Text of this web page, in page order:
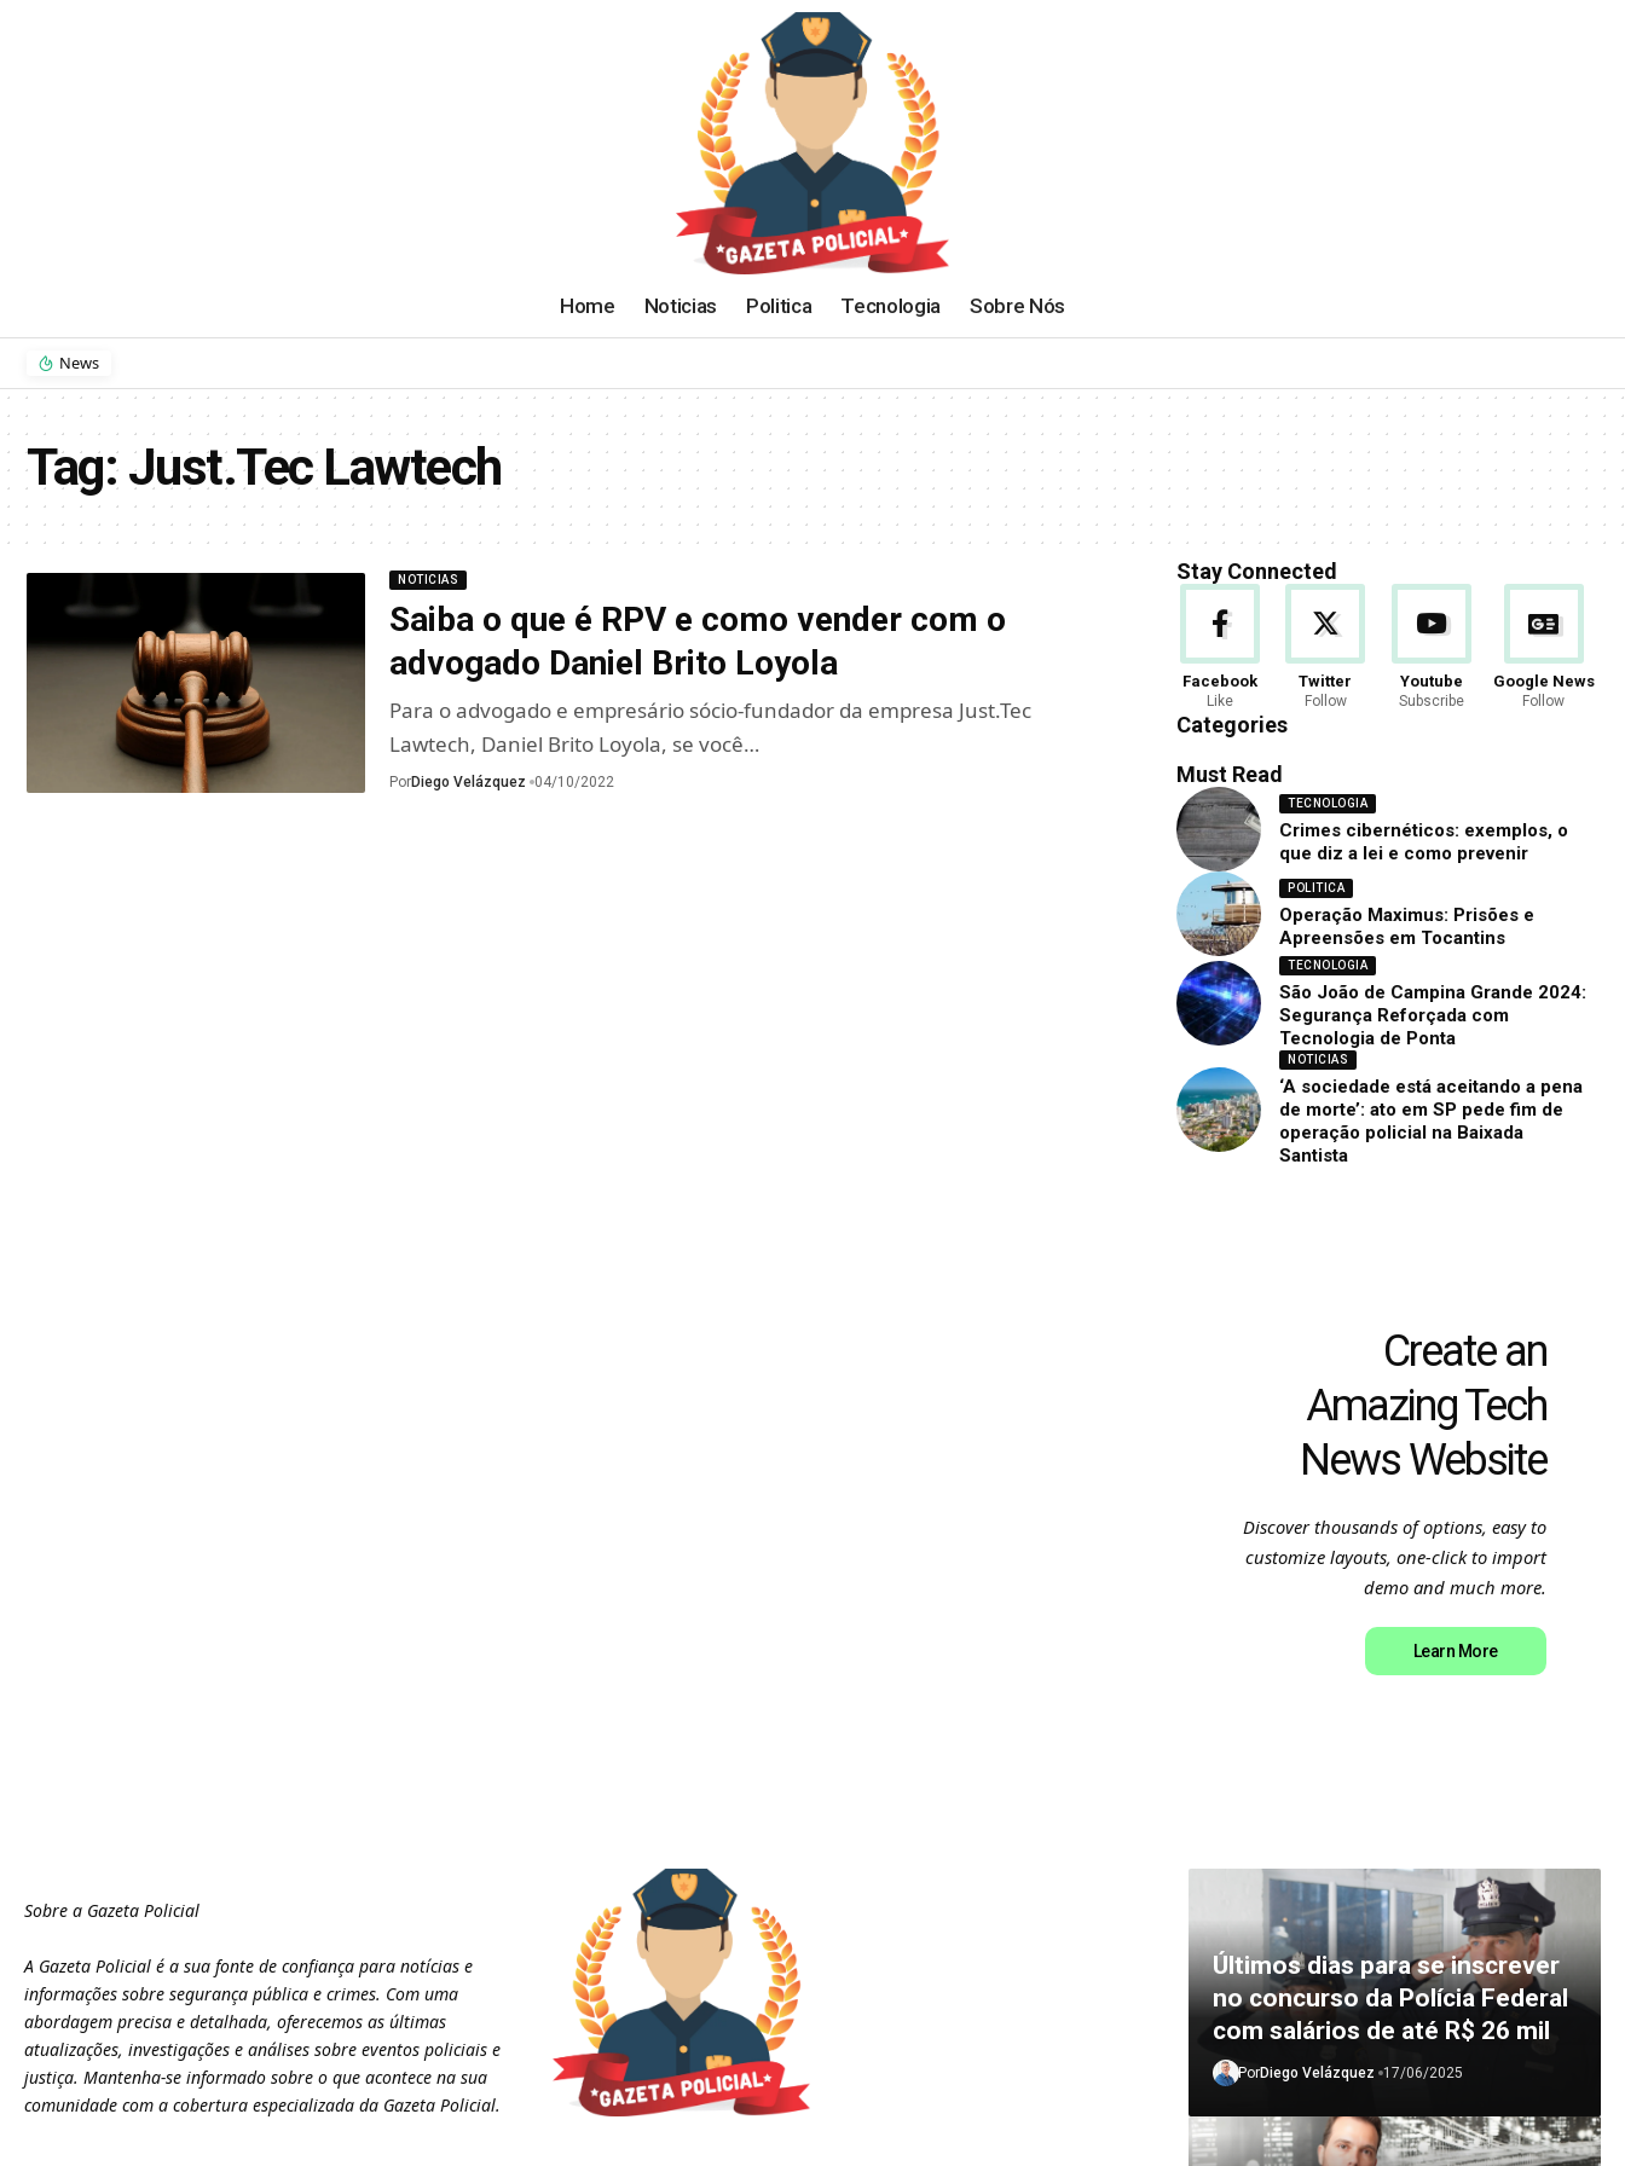
Home Noticias Politica Tecnologia Sobre Nós
News
Tag:Just.Tec Lawtech
NOTICIAS
Saiba o que é RPV e como vender com o
advogado Daniel Brito Loyola
Para o advogado e empresário sócio-fundador da empresa Just.Tec
Lawtech, Daniel Brito Loyola, se você…
PorDiego Velázquez 04/10/2022
Stay Connected
Facebook
Like
Twitter
Follow
Youtube
Subscribe
Google News
Follow
Categories
Must Read
TECNOLOGIA
Crimes cibernéticos: exemplos, o
que diz a lei e como prevenir
POLITICA
Operação Maximus: Prisões e
Apreensões em Tocantins
TECNOLOGIA
São João de Campina Grande 2024:
Segurança Reforçada com
Tecnologia de Ponta
NOTICIAS
‘A sociedade está aceitando a pena
de morte’: ato em SP pede fim de
operação policial na Baixada
Santista
Create an
Amazing Tech
News Website
Discover thousands of options, easy to
customize layouts, one-click to import
demo and much more.
Learn More
Sobre a Gazeta Policial
A Gazeta Policial é a sua fonte de confiança para notícias e
informações sobre segurança pública e crimes. Com uma
abordagem precisa e detalhada, oferecemos as últimas
atualizações, investigações e análises sobre eventos policiais e
justiça. Mantenha-se informado sobre o que acontece na sua
comunidade com a cobertura especializada da Gazeta Policial.
Últimos dias para se inscrever
no concurso da Polícia Federal
com salários de até R$ 26 mil
PorDiego Velázquez 17/06/2025